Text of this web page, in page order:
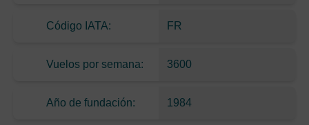
Código IATA: FR
Vuelos por semana: 3600
Año de fundación: 1984